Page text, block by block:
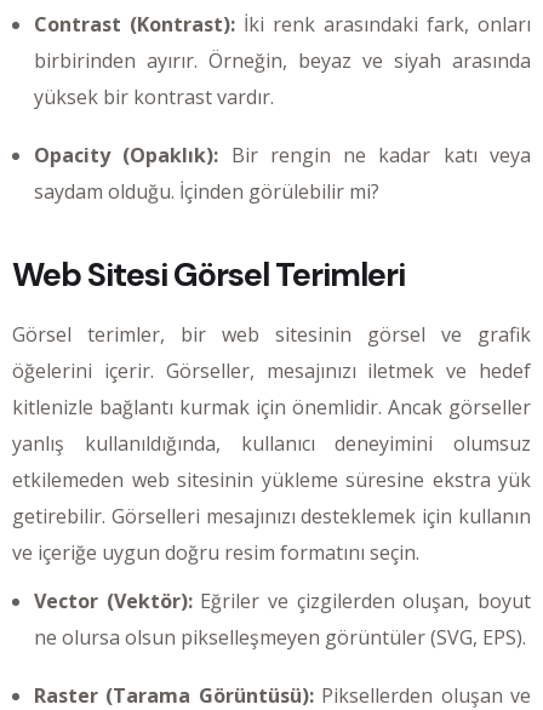
Contrast (Kontrast): İki renk arasındaki fark, onları
birbirinden ayırır. Örneğin, beyaz ve siyah arasında
yüksek bir kontrast vardır.
Opacity (Opaklık): Bir rengin ne kadar katı veya
saydam olduğu. İçinden görülebilir mi?
Web Sitesi Görsel Terimleri
Görsel terimler, bir web sitesinin görsel ve grafik
öğelerini içerir. Görseller, mesajınızı iletmek ve hedef
kitlenizle bağlantı kurmak için önemlidir. Ancak görseller
yanlış kullanıldığında, kullanıcı deneyimini olumsuz
etkilemeden web sitesinin yükleme süresine ekstra yük
getirebilir. Görselleri mesajınızı desteklemek için kullanın
ve içeriğe uygun doğru resim formatını seçin.
Vector (Vektör): Eğriler ve çizgilerden oluşan, boyut
ne olursa olsun pikselleşmeyen görüntüler (SVG, EPS).
Raster (Tarama Görüntüsü): Piksellerden oluşan ve